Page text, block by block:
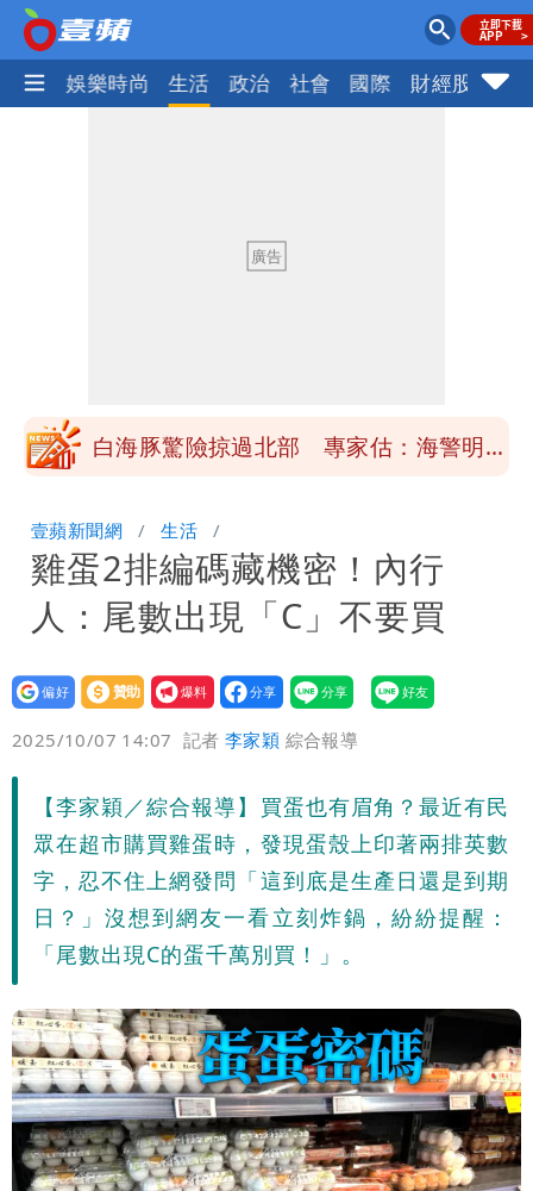
熱門 娛樂時尚 生活 政治 社會 國際 財經股市
「終於能交代」 捐500萬獎學金延續愛
白海豚颱風逼近！鄭明典示警「恐遇黑潮
砸重金再買一整桌卡盒
白海豚驚險掠過北部 專家估：海警明發
「終於能交代」 捐500萬獎學金延續愛
白海豚颱風逼近！鄭明典示警「恐遇黑潮
變強」 路徑分歧藏警訊：不利強度維持
壹蘋新聞網 生活
雞蛋2排編碼藏機密！內行
人：尾數出現「C」不要買
設為
贊助
我要
爆料
2025/10/07 14:07 記者李家穎 綜合報導
【李家穎／綜合報導】買蛋也有眉角？最近有民
眾在超市購買雞蛋時，發現蛋殼上印著兩排英數
字，忍不住上網發問「這到底是生產日還是到期
日？」沒想到網友一看立刻炸鍋，紛紛提醒：
「尾數出現C的蛋千萬別買！」。